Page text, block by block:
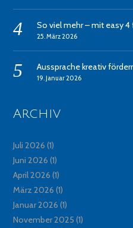
So viel mehr – mit easy 4
25. März 2026
Aussprache kreativ
19. Januar 2026
Archiv
Juli 2026 (1)
Juni 2026 (1)
April 2026 (1)
März 2026 (1)
Januar 2026 (1)
November 2025 (1)